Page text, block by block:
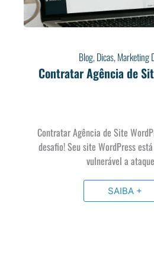
Blog,Dicas,Marketing
Contratar Agência de
Contratar Agência de Site
desafio! Seu site WordPress
vulnerável a
SAIBA +